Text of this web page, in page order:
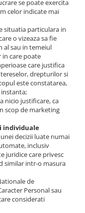
se poate exercita
celor indicate mai
situatia particulara in
o vizeaza sa fie
al sau in temeiul
in care poate
care justifica
drepturilor si
este constatarea,
nicio justificare, ca
scop de marketing
individuale
decizii luate numai
inclusiv
juridice care privesc
similar intr-o masura
de
Personal sau
considerati